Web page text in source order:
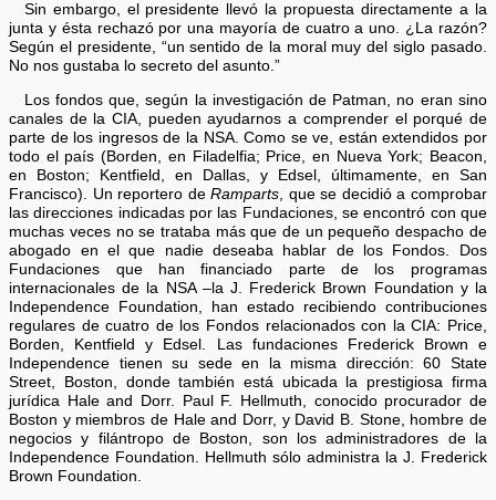
Sin embargo, el presidente llevó la propuesta directamente a la
junta y ésta rechazó por una mayoría de cuatro a uno. ¿La razón?
Según el presidente, “un sentido de la moral muy del siglo pasado.
No nos gustaba lo secreto del asunto.”
Los fondos que, según la investigación de Patman, no eran sino
canales de la CIA, pueden ayudarnos a comprender el porqué de
parte de los ingresos de la NSA. Como se ve, están extendidos por
todo el país (Borden, en Filadelfia; Price, en Nueva York; Beacon,
en Boston; Kentfield, en Dallas, y Edsel, últimamente, en San
Francisco). Un reportero deRamparts, que se decidió a comprobar
las direcciones indicadas por las Fundaciones, se encontró con que
muchas veces no se trataba más que de un pequeño despacho de
abogado en el que nadie deseaba hablar de los Fondos. Dos
Fundaciones que han financiado parte de los programas
internacionales de la NSA –la J. Frederick Brown Foundation y la
Independence Foundation, han estado recibiendo contribuciones
regulares de cuatro de los Fondos relacionados con la CIA: Price,
Borden, Kentfield y Edsel. Las fundaciones Frederick Brown e
Independence tienen su sede en la misma dirección: 60 State
Street, Boston, donde también está ubicada la prestigiosa firma
jurídica Hale and Dorr. Paul F. Hellmuth, conocido procurador de
Boston y miembros de Hale and Dorr, y David B. Stone, hombre de
negocios y filántropo de Boston, son los administradores de la
Independence Foundation. Hellmuth sólo administra la J. Frederick
Brown Foundation.